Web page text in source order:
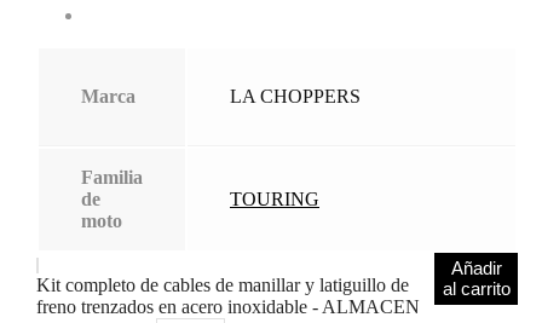
Marca LA CHOPPERS
Familia
de
moto
TOURING
Kit completo de cables de manillar y latiguillo de
freno trenzados en acero inoxidable - ALMACEN
Añadir
al carrito